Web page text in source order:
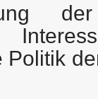
der
Politik